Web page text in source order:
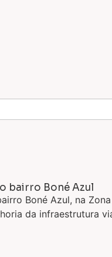
bairro Boné Azul
Boné Azul, na
da infraestrutura